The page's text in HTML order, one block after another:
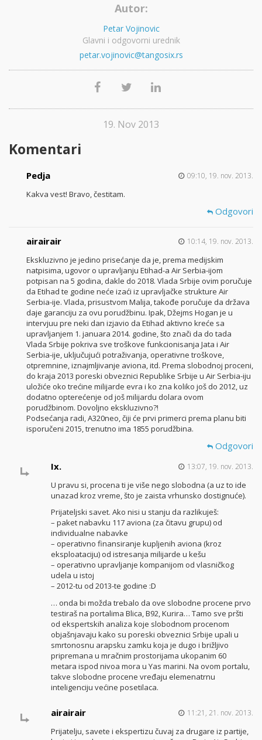
Autor:
Petar Vojinovic
Glavni i odgovorni urednik
petar.vojinovic@tangosix.rs
19. Nov 2013
Komentari
Pedja 09:10, 19. nov. 2013.
Kakva vest! Bravo, čestitam.
Odgovori
airairair 10:14, 19. nov. 2013.
Ekskluzivno je jedino prisećanje da je, prema medijskim
natpisima, ugovor o upravljanju Etihad-a Air Serbia-ijom
potpisan na 5 godina, dakle do 2018. Vlada Srbije ovim poručuje
da Etihad te godine neće izaći iz upravljačke strukture Air
Serbia-ije. Vlada, prisustvom Malija, takođe poručuje da država
daje garanciju za ovu porudžbinu. Ipak, Džejms Hogan je u
intervjuu pre neki dan izjavio da Etihad aktivno kreće sa
upravljanjem 1. januara 2014. godine, što znači da do tada
Vlada Srbije pokriva sve troškove funkcionisanja Jata i Air
Serbia-ije, uključujući potraživanja, operativne troškove,
otpremnine, iznajmljivanje aviona, itd. Prema slobodnoj proceni,
do kraja 2013 poreski obveznici Republike Srbije u Air Serbia-iju
uložiće oko trećine milijarde evra i ko zna koliko još do 2012, uz
dodatno opterećenje od još milijardu dolara ovom
porudžbinom. Dovoljno ekskluzivno?!
Podsećanja radi, A320neo, čiji će prvi primerci prema planu biti
isporučeni 2015, trenutno ima 1855 porudžbina.
Odgovori
Ix.
13:07, 19. nov. 2013.
U pravu si, procena ti je više nego slobodna (a uz to ide
unazad kroz vreme, što je zaista vrhunsko dostignuće).
Prijateljski savet. Ako nisi u stanju da razlikuješ:
– paket nabavku 117 aviona (za čitavu grupu) od
individualne nabavke
– operativno finansiranje kupljenih aviona (kroz
eksploataciju) od istresanja milijarde u kešu
– operativno upravljanje kompanijom od vlasničkog
udela u istoj
– 2012-tu od 2013-te godine :D
… onda bi možda trebalo da ove slobodne procene prvo
testiraš na portalima Blica, B92, Kurira… Tamo sve pršti
od ekspertskih analiza koje slobodnom procenom
objašnjavaju kako su poreski obveznici Srbije upali u
smrtonosnu arapsku zamku koja je dugo i brižljivo
pripremana u mračnim prostorijama ukopanim 60
metara ispod nivoa mora u Yas marini. Na ovom portalu,
takve slobodne procene vređaju elemenatrnu
inteligenciju većine posetilaca.
airairair 11:21, 21. nov. 2013.
Prijatelju, savete i ekspertizu čuvaj za drugare iz partije,